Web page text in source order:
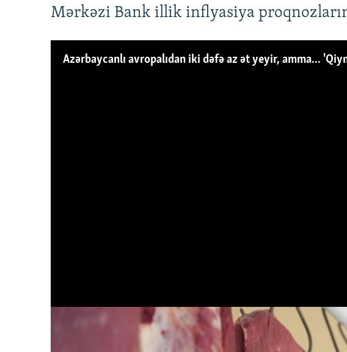
Mərkəzi Bank illik inflyasiya